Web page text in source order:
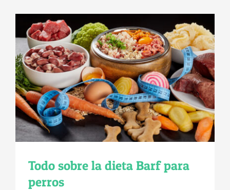
Todo sobre la dieta Barf para
perros